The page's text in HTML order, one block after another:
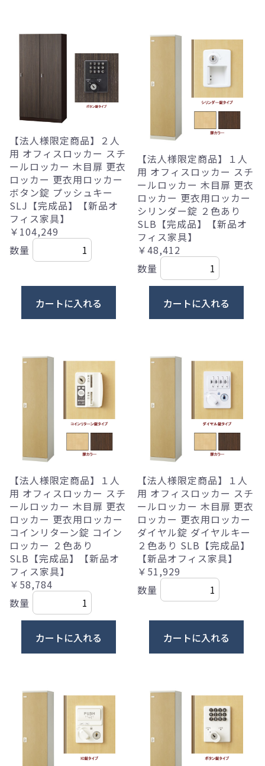
【法人様限定商品】２人
用 オフィスロッカー スチ
ールロッカー 木目扉 更衣
ロッカー 更衣用ロッカー
ボタン錠 プッシュキー
SLJ【完成品】【新品オ
フィス家具】
￥104,249
数量
カートに入れる
【法人様限定商品】１人
用 オフィスロッカー スチ
ールロッカー 木目扉 更衣
ロッカー 更衣用ロッカー
シリンダー錠 ２色あり
SLB【完成品】【新品オ
フィス家具】
￥48,412
数量
カートに入れる
【法人様限定商品】１人
用 オフィスロッカー スチ
ールロッカー 木目扉 更衣
ロッカー 更衣用ロッカー
コインリターン錠 コイン
ロッカー ２色あり
SLB【完成品】【新品オ
フィス家具】
￥58,784
数量
カートに入れる
【法人様限定商品】１人
用 オフィスロッカー スチ
ールロッカー 木目扉 更衣
ロッカー 更衣用ロッカー
ダイヤル錠 ダイヤルキー
２色あり SLB【完成品】
【新品オフィス家具】
￥51,929
数量
カートに入れる